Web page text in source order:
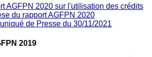
AGFPN 2020 sur l'utilisation des crédits
du rapport AGFPN 2020
de Presse du 30/11/2021
2019